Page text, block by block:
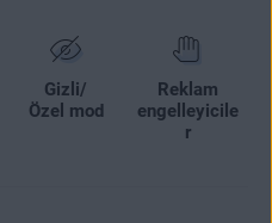
Gizli/
Özel mod
Reklam
engelleyicile
r